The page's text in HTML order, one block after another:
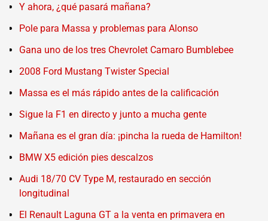
Y ahora, ¿qué pasará mañana?
Pole para Massa y problemas para Alonso
Gana uno de los tres Chevrolet Camaro Bumblebee
2008 Ford Mustang Twister Special
Massa es el más rápido antes de la calificación
Sigue la F1 en directo y junto a mucha gente
Mañana es el gran día: ¡pincha la rueda de Hamilton!
BMW X5 edición pies descalzos
Audi 18/70 CV Type M, restaurado en sección
longitudinal
El Renault Laguna GT a la venta en primavera en